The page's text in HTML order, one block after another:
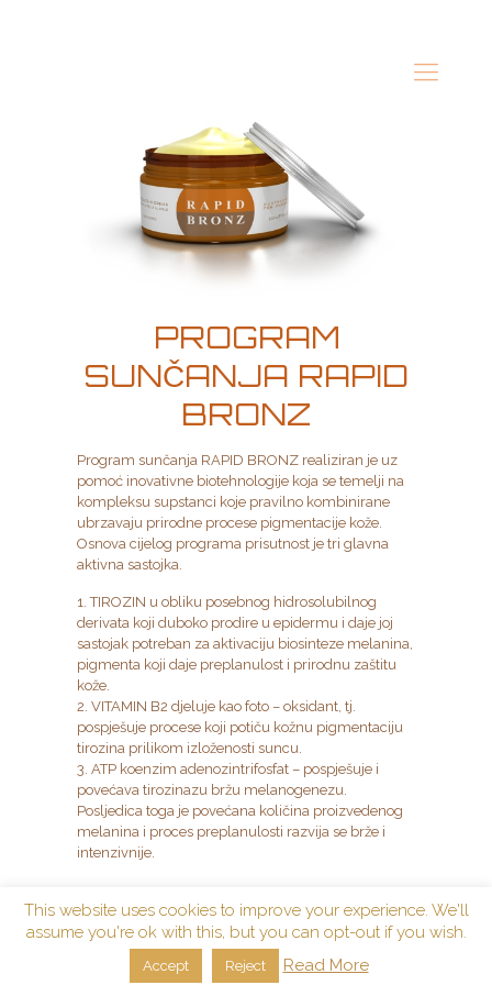
PROGRAM
SUNČANJA RAPID
BRONZ
Program sunčanja RAPID BRONZ realiziran je uz
pomoć inovativne biotehnologije koja se temelji na
kompleksu supstanci koje pravilno kombinirane
ubrzavaju prirodne procese pigmentacije kože.
Osnova cijelog programa prisutnost je tri glavna
aktivna sastojka.
1. TIROZIN u obliku posebnog hidrosolubilnog
derivata koji duboko prodire u epidermu i daje joj
sastojak potreban za aktivaciju biosinteze melanina,
pigmenta koji daje preplanulost i prirodnu zaštitu
kože.
2. VITAMIN B2 djeluje kao foto – oksidant, tj.
pospješuje procese koji potiču kožnu pigmentaciju
tirozina prilikom izloženosti suncu.
3. ATP koenzim adenozintrifosfat – pospješuje i
povećava tirozinazu bržu melanogenezu.
Posljedica toga je povećana količina proizvedenog
melanina i proces preplanulosti razvija se brže i
intenzivnije.
This website uses cookies to improve your experience. We'll
assume you're ok with this, but you can opt-out if you wish.
Accept Reject Read More